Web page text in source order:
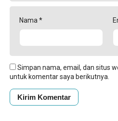
Nama *
Simpan nama, email, dan situs
untuk komentar saya berikutnya.